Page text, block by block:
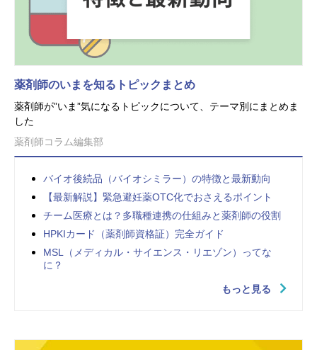
薬剤師のいまを知るトピックまとめ
薬剤師が”いま”気になるトピックについて、テーマ別にまとめま
した
薬剤師コラム編集部
バイオ後続品（バイオシミラー）の特徴と最新動向
【最新解説】緊急避妊薬OTC化でおさえるポイント
チーム医療とは？多職種連携の仕組みと薬剤師の役割
HPKIカード（薬剤師資格証）完全ガイド
MSL（メディカル・サイエンス・リエゾン）ってな
に？
もっと見る